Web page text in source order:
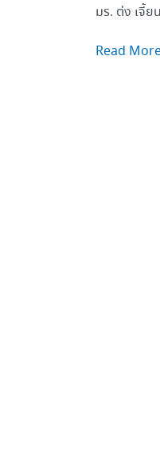
มร. ต่ง เจี้ย
Read